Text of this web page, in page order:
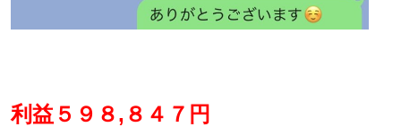
利益５９８,８４７円